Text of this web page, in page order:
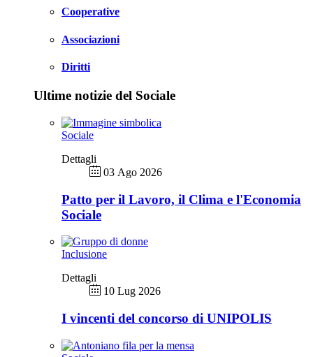
Cooperative
Associazioni
Diritti
Ultime notizie del Sociale
Sociale
Dettagli
03 Ago 2026
Patto per il Lavoro, il Clima e l'Economia
Sociale
Inclusione
Dettagli
10 Lug 2026
I vincenti del concorso di UNIPOLIS